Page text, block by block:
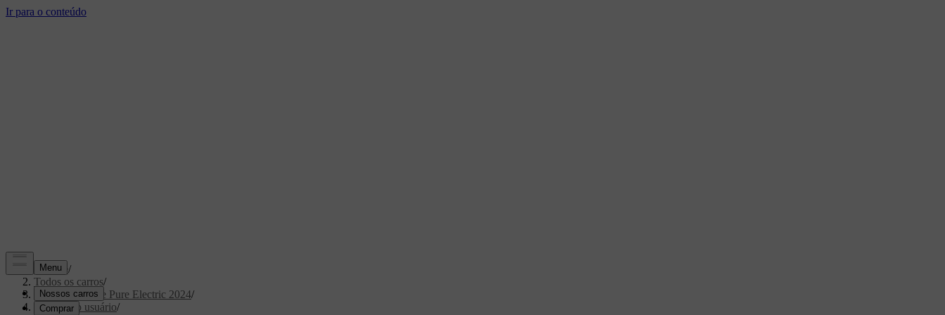
Suporte/
Todos os carros/
XC40 Recharge Pure Electric 2024/
Manual do usuário/